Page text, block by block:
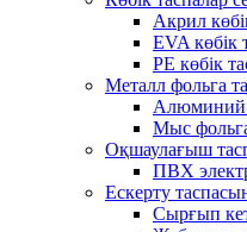
Акрил
EVA көбік
PE көбік
Металл фольга
Алюминий
Мыс
Оқшаулағыш
ПВХ
Ескерту
Сырғып